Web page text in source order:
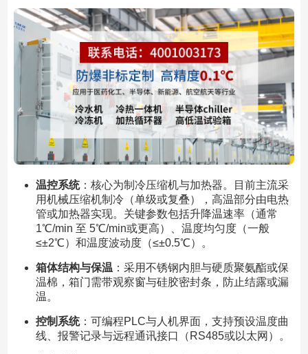
温控系统：核心为制冷压缩机与加热器。目前主流采
用机械压缩机制冷（单级或复叠），高温部分由电热
管或加热器实现。关键参数包括升降温速率（通常
1℃/min 至 5℃/min或更高）、温度均匀度（一般
≤±2℃）和温度波动度（≤±0.5℃）。
箱体结构与保温 ：采用不锈钢内胆与硬质聚氨酯或保
温棉，箱门需带观察窗与硅胶密封条，防止结露或漏
温。
控制系统：可编程PLC与人机界面，支持预设温度曲
线、报警记录与远程通讯接口（RS485或以太网）。